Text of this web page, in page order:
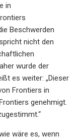
in
Beschwerden
nicht den
wurde der
es weiter: „Dieser
Frontiers in
genehmigt.
wäre es, wenn